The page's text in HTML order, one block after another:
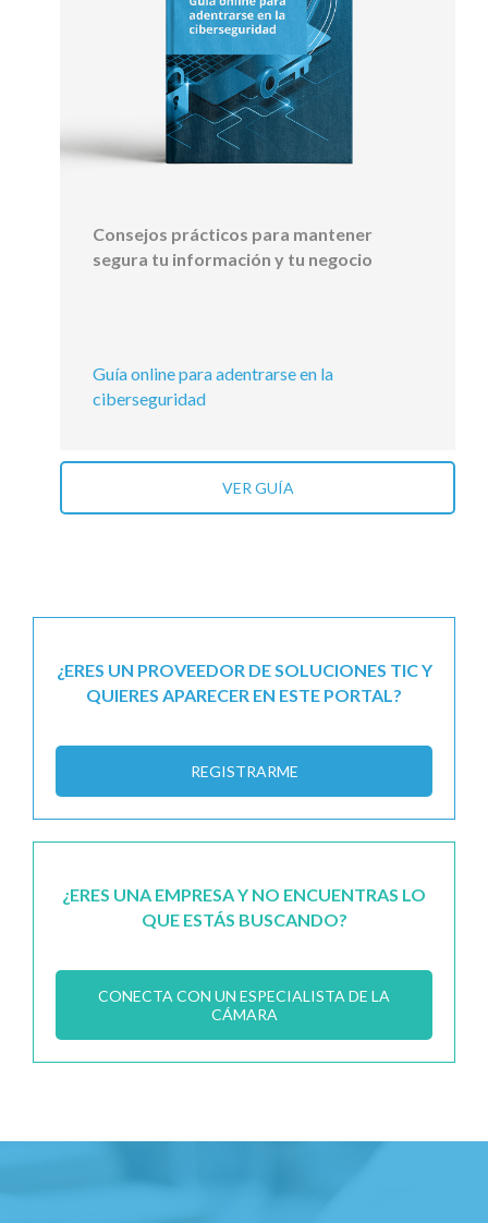
Consejos prácticos para mantener
segura tu información y tu negocio
Guía online para adentrarse en la
ciberseguridad
VER GUÍA
¿ERES UN PROVEEDOR DE SOLUCIONES TIC Y
QUIERES APARECER EN ESTE PORTAL?
REGISTRARME
¿ERES UNA EMPRESA Y NO ENCUENTRAS LO
QUE ESTÁS BUSCANDO?
CONECTA CON UN ESPECIALISTA DE LA
CÁMARA